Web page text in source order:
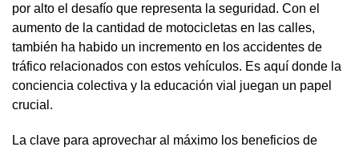
por alto el desafío que representa la seguridad. Con el
aumento de la cantidad de motocicletas en las calles,
también ha habido un incremento en los accidentes de
tráfico relacionados con estos vehículos. Es aquí donde la
conciencia colectiva y la educación vial juegan un papel
crucial.
La clave para aprovechar al máximo los beneficios de